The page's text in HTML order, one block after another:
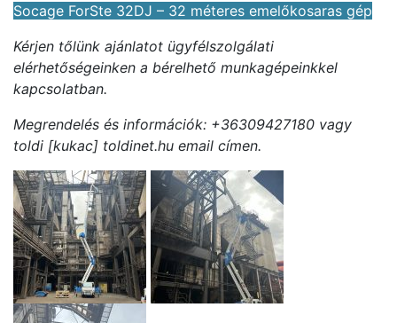
Socage ForSte 32DJ – 32 méteres emelőkosaras gép
Kérjen tőlünk ajánlatot ügyfélszolgálati
elérhetőségeinken a bérelhető munkagépeinkkel
kapcsolatban.
Megrendelés és információk: +36309427180 vagy
toldi [kukac] toldinet.hu email címen.